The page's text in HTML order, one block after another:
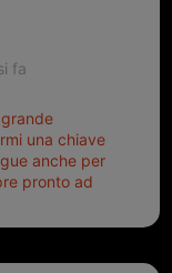
fa
una chiave
anche per
pronto ad